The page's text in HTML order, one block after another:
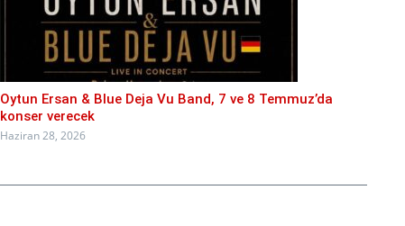
Oytun Ersan & Blue Deja Vu Band, 7 ve 8 Temmuz’da
konser verecek
Haziran 28, 2026